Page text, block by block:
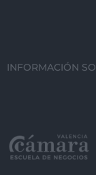
INFORMACIÓN